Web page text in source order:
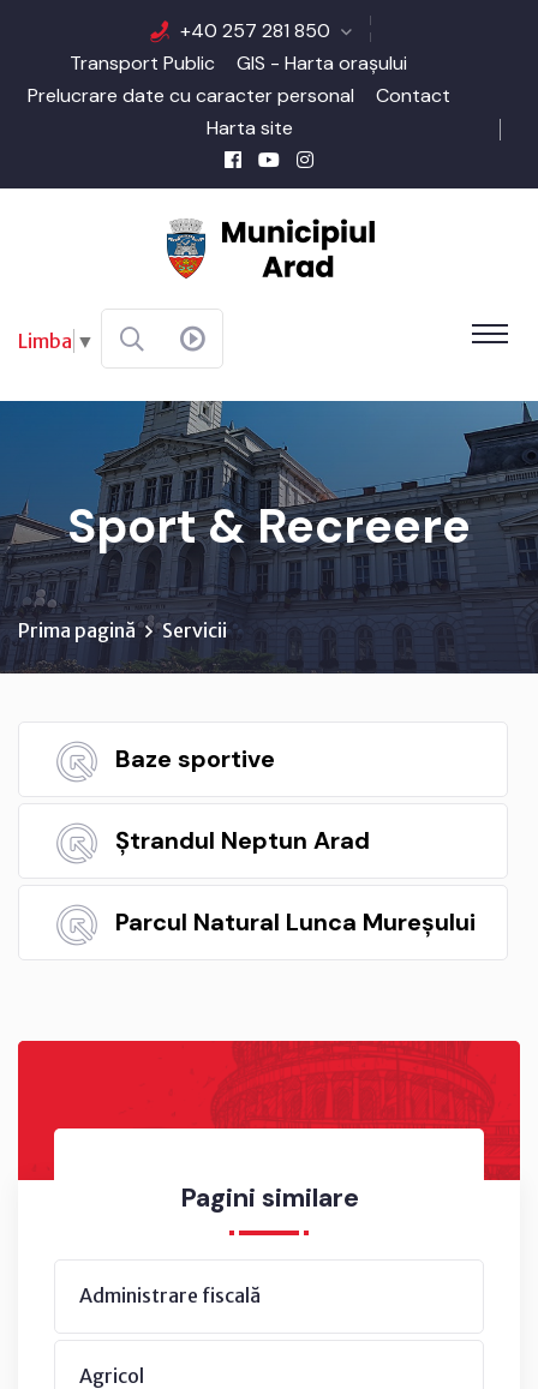
+40 257 281 850
Transport Public
GIS - Harta orașului
Prelucrare date cu caracter personal
Contact
Harta site
Limba ▼
Sport & Recreere
Prima pagină Servicii
Pagini similare
Administrare fiscală
Agricol
Baze sportive
Ștrandul Neptun Arad
Parcul Natural Lunca Mureșului